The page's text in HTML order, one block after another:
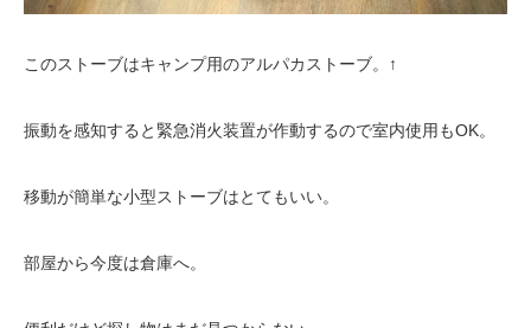
このストーブはキャンプ用のアルパカストーブ。↑
振動を感知すると緊急消火装置が作動するので室内使用もOK。
移動が簡単な小型ストーブはとてもいい。
部屋から今度は倉庫へ。